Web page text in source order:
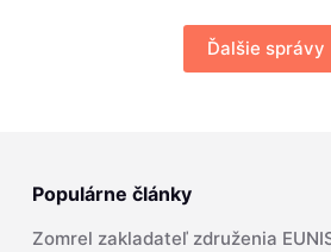
Ďalšie správy
Populárne články
Zomrel zakladateľ združenia